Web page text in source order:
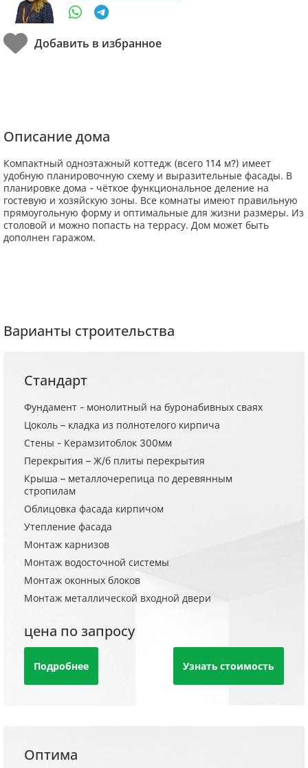
Описание дома
Компактный одноэтажный коттедж (всего 114 м?) имеет
удобную планировочную схему и выразительные фасады. В
планировке дома - чёткое функциональное деление на
гостевую и хозяйскую зоны. Все комнаты имеют правильную
прямоугольную форму и оптимальные для жизни размеры. Из
столовой и можно попасть на террасу. Дом может быть
дополнен гаражом.
Варианты строительства
Стандарт
Фундамент - монолитный на буронабивных сваях
Цоколь – кладка из полнотелого кирпича
Стены - Керамзитоблок 300мм
Перекрытия – Ж/б плиты перекрытия
Крыша – металлочерепица по деревянным
стропилам
Облицовка фасада кирпичом
Утепление фасада
Монтаж карнизов
Монтаж водосточной системы
Монтаж оконных блоков
Монтаж металлической входной двери
цена по запросу
Подробнее Узнать стоимость
Оптима